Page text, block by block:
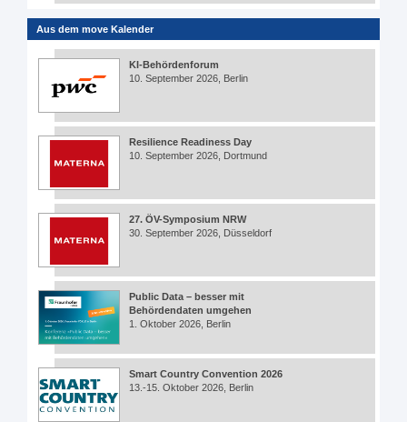
Aus dem move Kalender
KI-Behördenforum
10. September 2026, Berlin
Resilience Readiness Day
10. September 2026, Dortmund
27. ÖV-Symposium NRW
30. September 2026, Düsseldorf
Public Data – besser mit
Behördendaten umgehen
1. Oktober 2026, Berlin
Smart Country Convention 2026
13.-15. Oktober 2026, Berlin